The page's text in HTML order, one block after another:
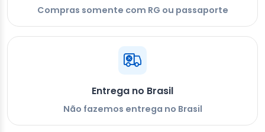
Compras somente com RG ou passaporte
Entrega no Brasil
Não fazemos entrega no Brasil